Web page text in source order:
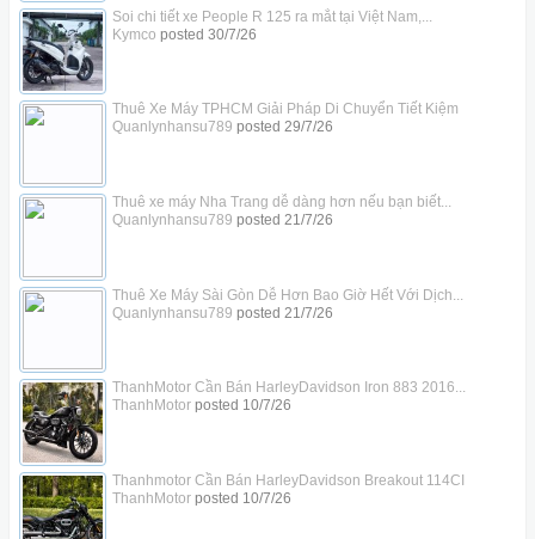
Soi chi tiết xe People R 125 ra mắt tại Việt Nam,...
Kymco posted 30/7/26
Thuê Xe Máy TPHCM Giải Pháp Di Chuyển Tiết Kiệm
Quanlynhansu789 posted 29/7/26
Thuê xe máy Nha Trang dễ dàng hơn nếu bạn biết...
Quanlynhansu789 posted 21/7/26
Thuê Xe Máy Sài Gòn Dễ Hơn Bao Giờ Hết Với Dịch...
Quanlynhansu789 posted 21/7/26
ThanhMotor Cần Bán HarleyDavidson Iron 883 2016...
ThanhMotorposted 10/7/26
Thanhmotor Cần Bán HarleyDavidson Breakout 114CI
ThanhMotorposted 10/7/26